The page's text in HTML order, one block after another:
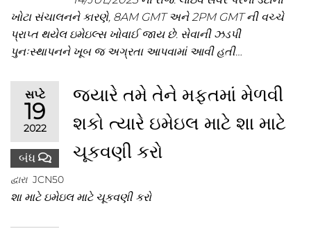
ખોટા સંચાલનને કારણે, 8AM GMT અને 2PM GMT ની વચ્ચે
પ્રાપ્ત થયેલ ઇમેઇલ્સ ખોવાઈ જાય છે. સેવાની ઝડપી
પુનઃસ્થાપનને ખૂબ જ અગ્રતા આપવામાં આવી હતી…
સપ્ટે
19
2022
બંધ
જ્યારે તમે તેને મફતમાં મેળવી
શકો ત્યારે ઇમેઇલ માટે શા માટે
ચૂકવણી કરો
દ્વારા JCN50
શા માટે ઇમેઇલ માટે ચૂકવણી કરો